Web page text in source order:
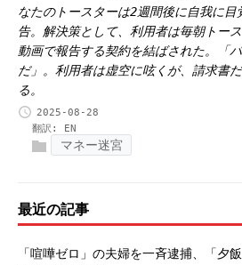
なたのトースターは2週間後に自我に
告。解決策として、利用者は毎朝トー
動画で報告する契約を結ばされた。「
だ」。利用者は虚空に呟くが、請求書
る。
2025-08-28
翻訳: EN
マネー迷宮
最近の記事
「喧嘩ゼロ」の夫婦を一斉逮捕、「夕